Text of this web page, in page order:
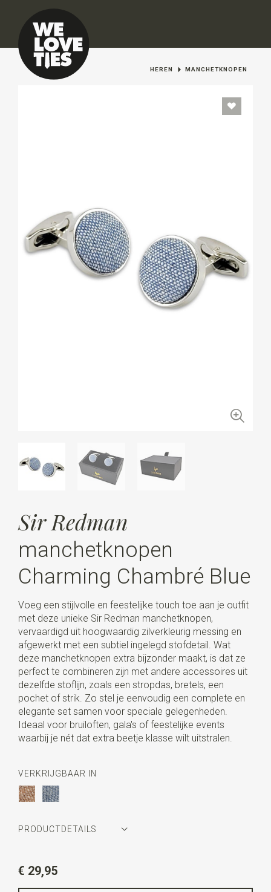
HEREN MANCHETKNOPEN
Sir Redman
manchetknopen
Charming Chambré Blue
Voeg een stijlvolle en feestelijke touch toe aan je outfit
met deze unieke Sir Redman manchetknopen,
vervaardigd uit hoogwaardig zilverkleurig messing en
afgewerkt met een subtiel ingelegd stofdetail. Wat
deze manchetknopen extra bijzonder maakt, is dat ze
perfect te combineren zijn met andere accessoires uit
dezelfde stoflijn, zoals een stropdas, bretels, een
pochet of strik. Zo stel je eenvoudig een complete en
elegante set samen voor speciale gelegenheden.
Ideaal voor bruiloften, gala's of feestelijke events
waarbij je nét dat extra beetje klasse wilt uitstralen.
VERKRIJGBAAR IN
PRODUCTDETAILS
zilver / lichtblauw
€ 29,95